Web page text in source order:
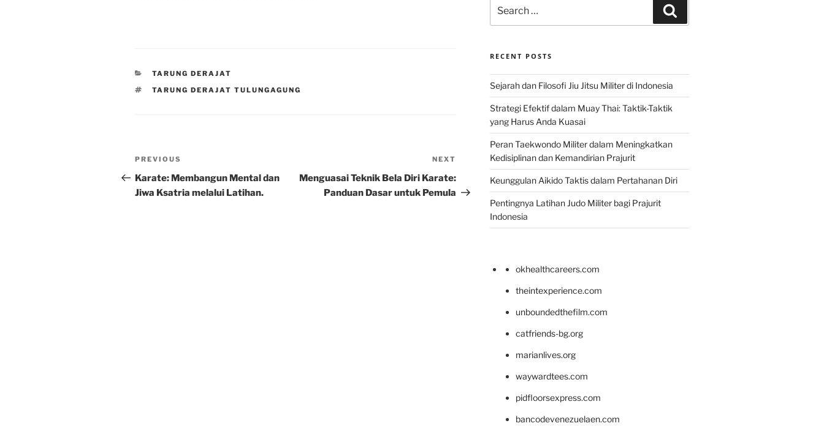
CATEGORIES
TARUNG DERAJAT
TAGS
TARUNG DERAJAT TULUNGAGUNG
Post
navigation
Previous
Post
PREVIOUS
Karate: Membangun Mental dan
Jiwa Ksatria melalui Latihan.
Post
NEXT
Menguasai Teknik Bela Diri Karate:
Panduan Dasar untuk Pemula
for:
RECENT POSTS
Sejarah dan Filosofi Jiu Jitsu Militer di Indonesia
Strategi Efektif dalam Muay Thai: Taktik-Taktik
yang Harus Anda Kuasai
Peran Taekwondo Militer dalam Meningkatkan
Kedisiplinan dan Kemandirian Prajurit
Keunggulan Aikido Taktis dalam Pertahanan Diri
Pentingnya Latihan Judo Militer bagi Prajurit
Indonesia
okhealthcareers.com
theintexperience.com
unboundedthefilm.com
catfriends-bg.org
marianlives.org
waywardtees.com
pidfloorsexpress.com
bancodevenezuelaen.com